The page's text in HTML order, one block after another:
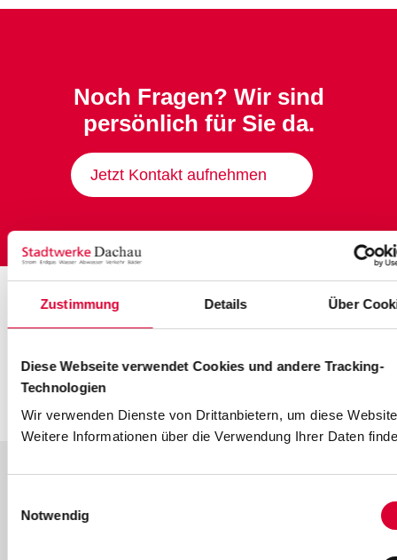
Zustimmung Details Über
Diese Webseite verwendet Cookies und andere Tracking-
Technologien
Wir verwenden Dienste von Drittanbietern, um diese
Weitere Informationen über die Verwendung Ihrer Daten
Notwendig
Noch Fragen? Wir sind
persönlich für Sie da.
Jetzt Kontakt aufnehmen
Media-Kanälen: